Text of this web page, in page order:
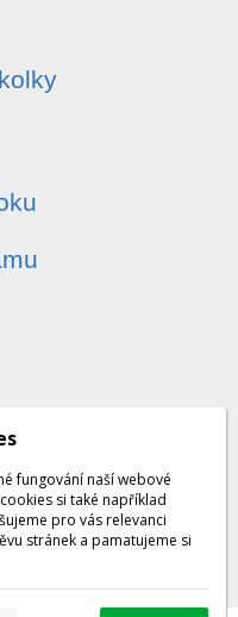
fungování naší webové
si také například
pro vás relevanci
stránek a pamatujeme si